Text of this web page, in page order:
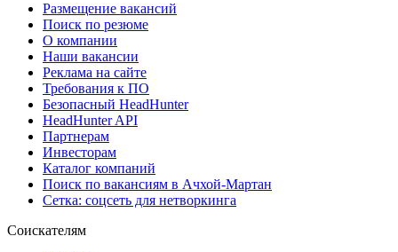
Размещение вакансий
Поиск по резюме
О компании
Наши вакансии
Реклама на сайте
Требования к ПО
Безопасный HeadHunter
HeadHunter API
Партнерам
Инвесторам
Каталог компаний
Поиск по вакансиям в Ачхой-Мартан
Сетка: соцсеть для нетворкинга
Соискателям